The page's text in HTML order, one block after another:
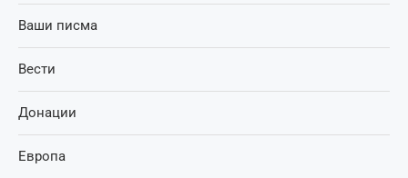
Ваши писма
Вести
Донации
Европа